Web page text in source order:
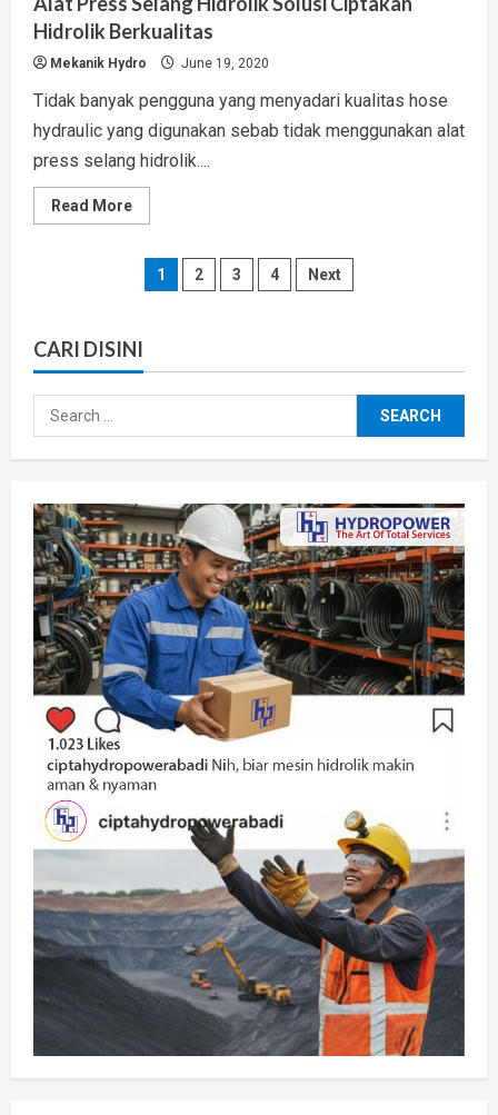
Hidrolik Berkualitas
Mekanik Hydro June 19, 2020
Tidak banyak pengguna yang menyadari kualitas hose
hydraulic yang digunakan sebab tidak menggunakan alat
press selang hidrolik....
Read MoreRead
more
Press
Selang
Hidrolik
Berkualitas
Posts
1 2 3 4 Next
CARI DISINI
Search
for: